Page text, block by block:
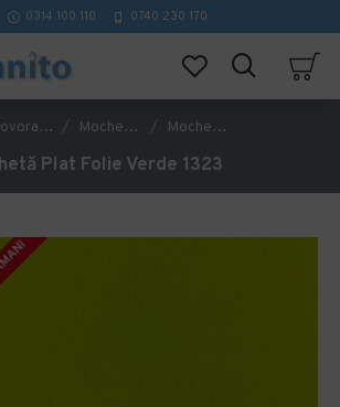
0314 100 110 0740 230 170
Profesionale Mochete Birou si Horeca Mochetă Plat Folie Verde 1323
Plat Folie Verde 1323